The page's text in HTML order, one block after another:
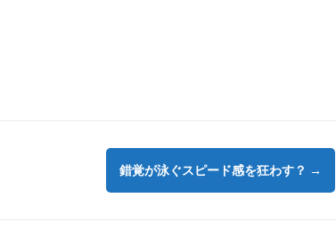
錯覚が泳ぐスピード感を狂わす？ →